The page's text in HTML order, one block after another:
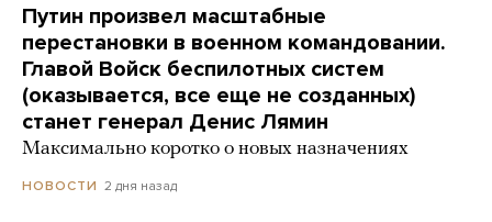
Путин произвел масштабные
перестановки в военном командовании.
Главой Войск беспилотных систем
(оказывается, все еще не созданных)
станет генерал Денис Лямин
Максимально коротко о новых назначениях
НОВОСТИ 2 дня назад